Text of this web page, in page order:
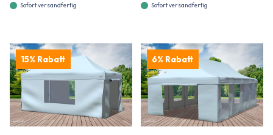
Sofort versandfertig Sofort versandfertig
15% Rabatt 6% Rabatt